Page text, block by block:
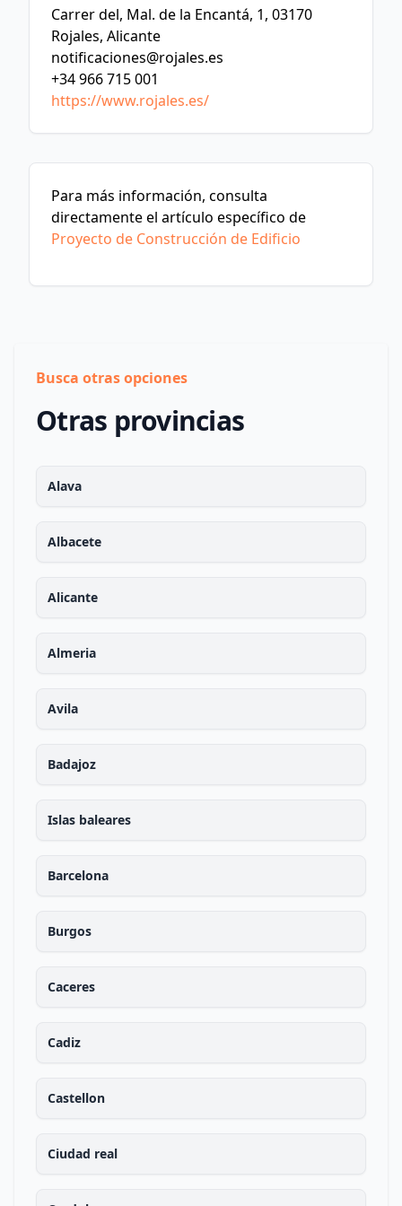
Carrer del, Mal. de la Encantá, 1, 03170
Rojales, Alicante
notificaciones@rojales.es
+34 966 715 001
https://www.rojales.es/
Para más información, consulta
directamente el artículo específico de
Proyecto de Construcción de Edificio
Busca otras opciones
Otras provincias
Alava
Albacete
Alicante
Almeria
Avila
Badajoz
Islas baleares
Barcelona
Burgos
Caceres
Cadiz
Castellon
Ciudad real